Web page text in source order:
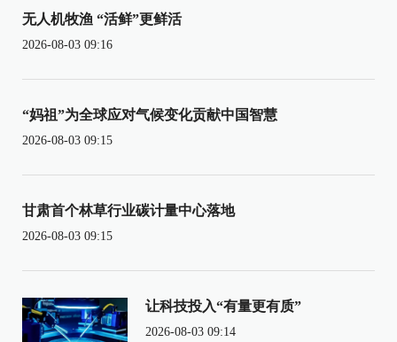
无人机牧渔 “活鲜”更鲜活
2026-08-03 09:16
“妈祖”为全球应对气候变化贡献中国智慧
2026-08-03 09:15
甘肃首个林草行业碳计量中心落地
2026-08-03 09:15
让科技投入“有量更有质”
2026-08-03 09:14